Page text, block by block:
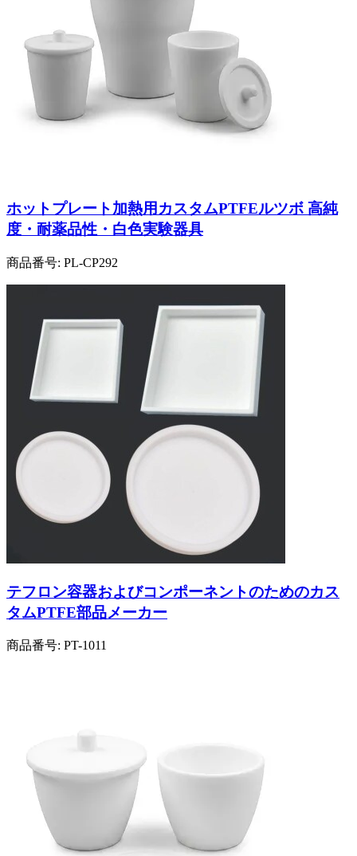
ホットプレート加熱用カスタムPTFEルツボ 高純
度・耐薬品性・白色実験器具
商品番号: PL-CP292
テフロン容器およびコンポーネントのためのカス
タムPTFE部品メーカー
商品番号: PT-1011